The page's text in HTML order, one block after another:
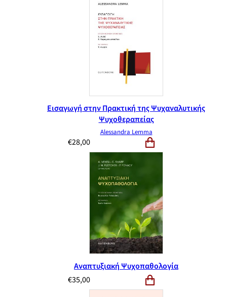
Εισαγωγή στην Πρακτική της Ψυχαναλυτικής
Ψυχοθεραπείας
Alessandra Lemma
€28,00
Αναπτυξιακή Ψυχοπαθολογία
€35,00